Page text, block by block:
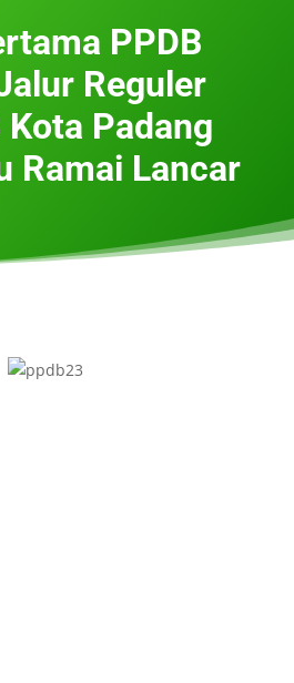
PPDB
Reguler
Padang
Ramai Lancar